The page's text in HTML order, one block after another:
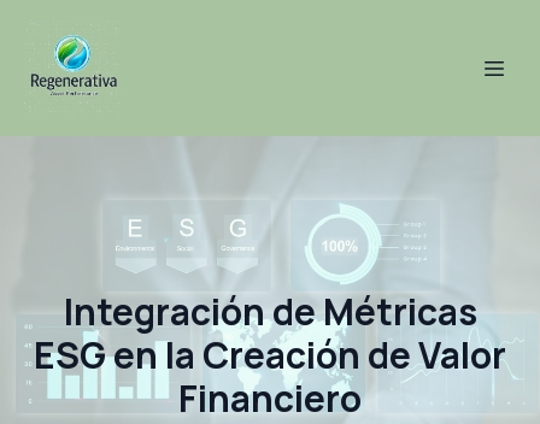
Integración de Métricas
ESG en la Creación de Valor
Financiero